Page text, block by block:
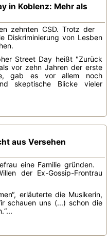
in Koblenz: Mehr als
zehnten CSD. Trotz der
Diskriminierung von Lesben
Street Day heißt "Zurück
vor zehn Jahren der erste
gab es vor allem noch
skeptische Blicke vieler
aus Versehen
eine Familie gründen.
der Ex-Gossip-Frontrau
erläuterte die Musikerin,
schauen uns (...) schon die